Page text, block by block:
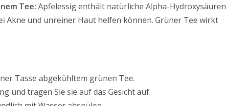
Tee: Apfelessig enthält natürliche Alpha-Hydroxysäuren
Akne und unreiner Haut helfen können. Grüner Tee wirkt
Tasse abgekühltem grünen Tee.
und tragen Sie sie auf das Gesicht auf.